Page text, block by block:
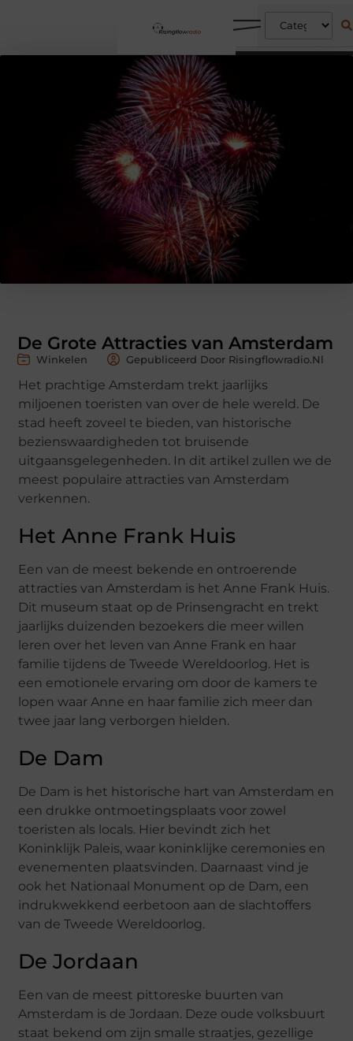
De Grote Attracties van Amsterdam
Winkelen Gepubliceerd Door Risingflowradio.nl
Het prachtige Amsterdam trekt jaarlijks
miljoenen toeristen van over de hele wereld. De
stad heeft zoveel te bieden, van historische
bezienswaardigheden tot bruisende
uitgaansgelegenheden. In dit artikel zullen we de
meest populaire attracties van Amsterdam
verkennen.
Het Anne Frank Huis
Een van de meest bekende en ontroerende
attracties van Amsterdam is het Anne Frank Huis.
Dit museum staat op de Prinsengracht en trekt
jaarlijks duizenden bezoekers die meer willen
leren over het leven van Anne Frank en haar
familie tijdens de Tweede Wereldoorlog. Het is
een emotionele ervaring om door de kamers te
lopen waar Anne en haar familie zich meer dan
twee jaar lang verborgen hielden.
De Dam
De Dam is het historische hart van Amsterdam en
een drukke ontmoetingsplaats voor zowel
toeristen als locals. Hier bevindt zich het
Koninklijk Paleis, waar koninklijke ceremonies en
evenementen plaatsvinden. Daarnaast vind je
ook het Nationaal Monument op de Dam, een
indrukwekkend eerbetoon aan de slachtoffers
van de Tweede Wereldoorlog.
De Jordaan
Een van de meest pittoreske buurten van
Amsterdam is de Jordaan. Deze oude volksbuurt
staat bekend om zijn smalle straatjes, gezellige